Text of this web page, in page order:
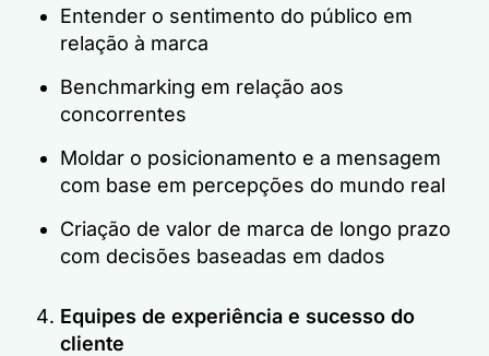
Entender o sentimento do público em
relação à marca
Benchmarking em relação aos
concorrentes
Moldar o posicionamento e a mensagem
com base em percepções do mundo real
Criação de valor de marca de longo prazo
com decisões baseadas em dados
Equipes de experiência e sucesso do
cliente